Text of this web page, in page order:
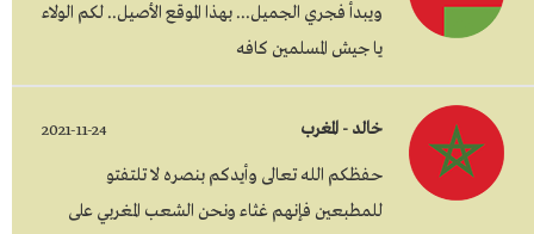
ويبدأ فجري الجميل... بهذا الموقع الأصيل.. لكم الولاء
يا جيش المسلمين كافه
خالد - المغرب 2021-11-24
حفظكم الله تعالى وأيدكم بنصره لا تلتفتو
للمطبعين فإنهم غثاء ونحن الشعب المغربي على